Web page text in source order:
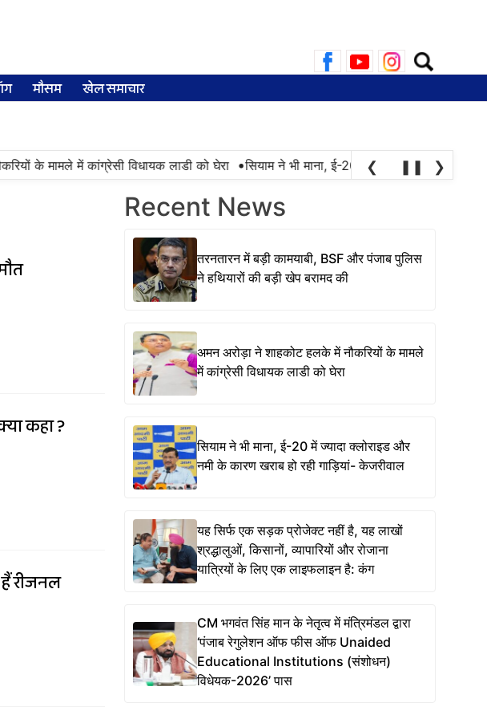
Search
for:
मौसम खेल समाचार
के मामले में कांग्रेसी विधायक लाडी को घेरा • सियाम ने भी माना, ई-20 में ज्यादा क्लोराइड और नमी
❮ ❚❚ ❯
कहा ?
रीजनल
Recent News
तरनतारन में बड़ी कामयाबी, BSF और पंजाब पुलिस
ने हथियारों की बड़ी खेप बरामद की
अमन अरोड़ा ने शाहकोट हलके में नौकरियों के मामले
में कांग्रेसी विधायक लाडी को घेरा
सियाम ने भी माना, ई-20 में ज्यादा क्लोराइड और
नमी के कारण खराब हो रही गाड़ियां- केजरीवाल
यह सिर्फ एक सड़क प्रोजेक्ट नहीं है, यह लाखों
श्रद्धालुओं, किसानों, व्यापारियों और रोजाना
यात्रियों के लिए एक लाइफलाइन है: कंग
CM भगवंत सिंह मान के नेतृत्व में मंत्रिमंडल द्वारा
‘पंजाब रेगुलेशन ऑफ फीस ऑफ Unaided
Educational Institutions (संशोधन)
विधेयक-2026’ पास